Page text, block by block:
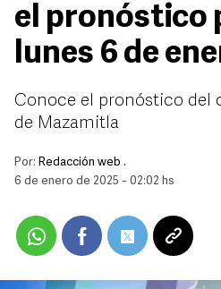
el pronóstico
lunes 6 de
Conoce el pronóstico del
de Mazamitla
Por: Redacción web .
6 de enero de 2025 - 02:02 hs